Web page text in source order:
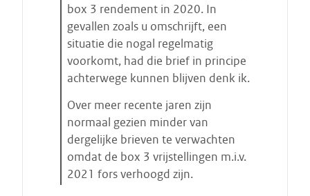
box 3 rendement in 2020. In
gevallen zoals u omschrijft, een
situatie die nogal regelmatig
voorkomt, had die brief in principe
achterwege kunnen blijven denk ik.
Over meer recente jaren zijn
normaal gezien minder van
dergelijke brieven te verwachten
omdat de box 3 vrijstellingen m.i.v.
2021 fors verhoogd zijn.